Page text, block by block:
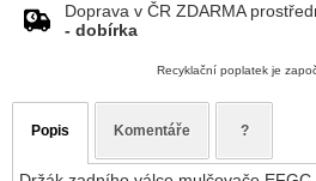
Doprava v ČR ZDARMA
- dobírka
Recyklační poplatek je
Popis Komentáře ?